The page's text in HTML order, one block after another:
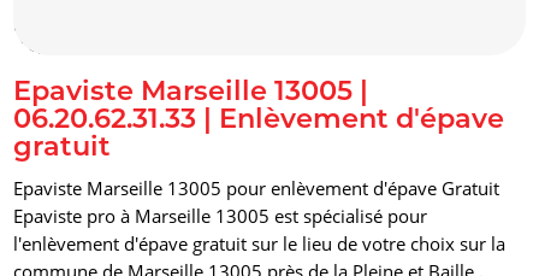
alt="Epaviste Marseille 13005 | 06.20.62.31.33 | Enlèvement
d'épave gratuit" title=""/>
Epaviste Marseille 13005 |
06.20.62.31.33 | Enlèvement d'épave
gratuit
Epaviste Marseille 13005 pour enlèvement d'épave Gratuit
Epaviste pro à Marseille 13005 est spécialisé pour
l'enlèvement d'épave gratuit sur le lieu de votre choix sur la